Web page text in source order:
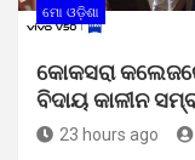
ମୋ ଓଡ଼ିଶା
କୋକସରା
ବିଦାୟ କାଳୀନ
23 hours ago